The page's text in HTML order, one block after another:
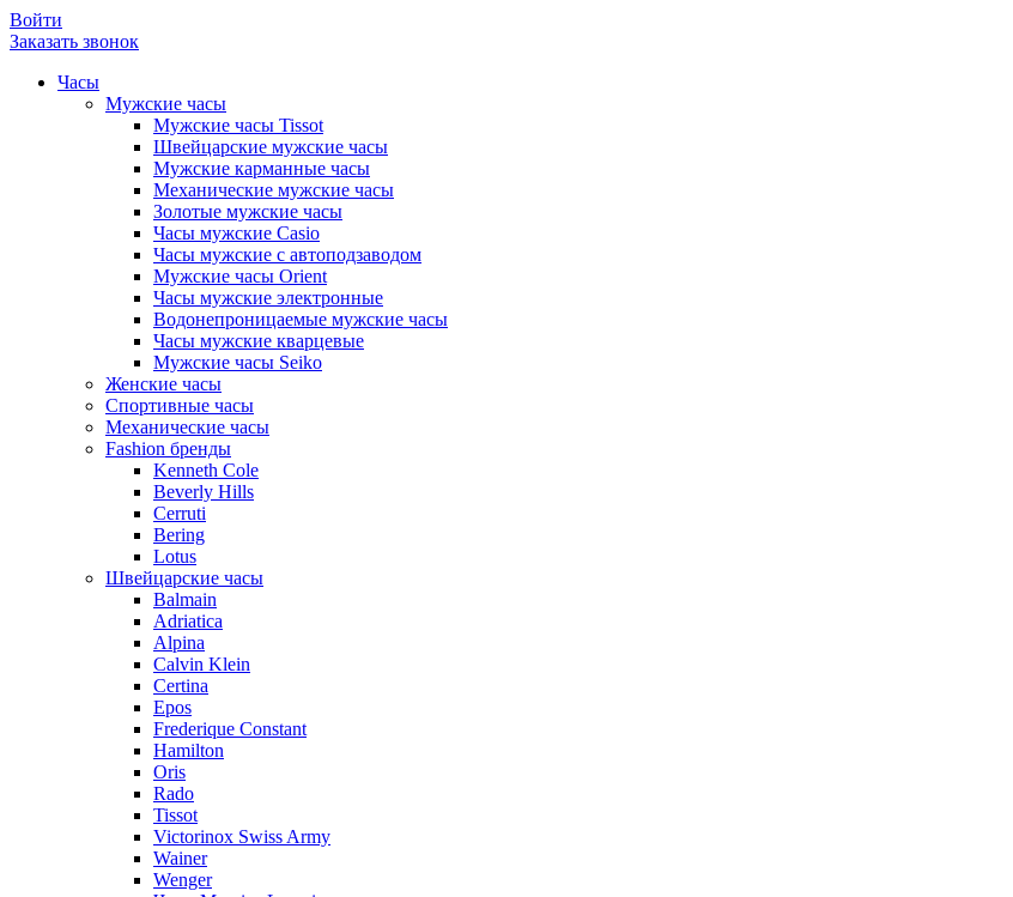
Войти
Заказать звонок
Часы
Мужские часы
Мужские часы Tissot
Швейцарские мужские часы
Мужские карманные часы
Механические мужские часы
Золотые мужские часы
Часы мужские Casio
Часы мужские с автоподзаводом
Мужские часы Orient
Часы мужские электронные
Водонепроницаемые мужские часы
Часы мужские кварцевые
Мужские часы Seiko
Женские часы
Спортивные часы
Механические часы
Fashion бренды
Kenneth Cole
Beverly Hills
Cerruti
Bering
Lotus
Швейцарские часы
Balmain
Adriatica
Alpina
Calvin Klein
Certina
Epos
Frederique Constant
Hamilton
Oris
Rado
Tissot
Victorinox Swiss Army
Wainer
Wenger